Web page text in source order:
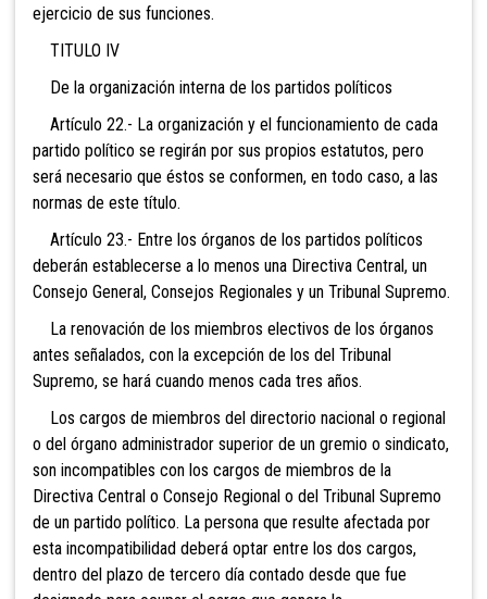
ejercicio de sus funciones.
TITULO IV
De la organización interna de los partidos políticos
Artículo 22.- La organización y el funcionamiento de cada
partido político se regirán por sus propios estatutos, pero
será necesario que éstos se conformen, en todo caso, a las
normas de este título.
Artículo 23.- Entre los órganos de los partidos políticos
deberán establecerse a lo menos una Directiva Central, un
Consejo General, Consejos Regionales y un Tribunal Supremo.
La renovación de los miembros electivos de los órganos
antes señalados, con la excepción de los del Tribunal
Supremo, se hará cuando menos cada tres años.
Los cargos de miembros del directorio nacional o regional
o del órgano administrador superior de un gremio o sindicato,
son incompatibles con los cargos de miembros de la
Directiva Central o Consejo Regional o del Tribunal Supremo
de un partido político. La persona que resulte afectada por
esta incompatibilidad deberá optar entre los dos cargos,
dentro del plazo de tercero día contado desde que fue